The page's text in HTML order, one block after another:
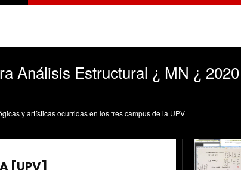
Análisis Estructural ¿ MN ¿
y artísticas ocurridas en los tres campus de la UPV